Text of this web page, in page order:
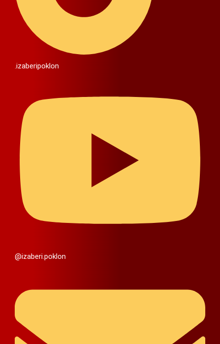
.izaberipoklon
@izaberi.poklon